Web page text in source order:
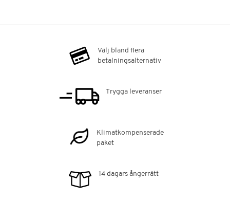
Välj bland flera
betalningsalternativ
Trygga leveranser
Klimatkompenserade
paket
14 dagars ångerrätt